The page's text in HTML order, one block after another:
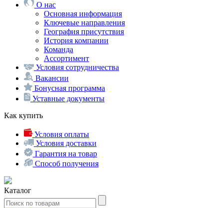
О нас
Основная информация
Ключевые направления
География присутствия
История компании
Команда
Ассортимент
Условия сотрудничества
Вакансии
Бонусная программа
Уставные документы
Как купить
Условия оплаты
Условия доставки
Гарантия на товар
Способ получения
Каталог